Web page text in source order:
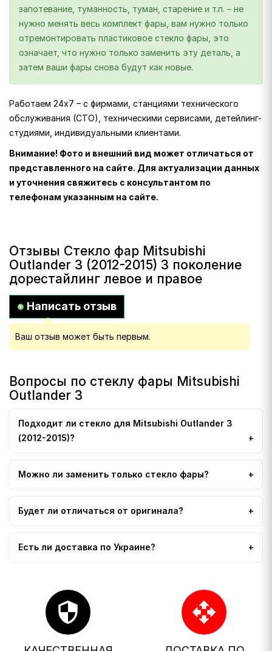
запотевание, туманность, туман, старение и т.п. – не
нужно менять весь комплект фары, вам нужно только
отремонтировать пластиковое стекло фары, это
означает, что нужно только заменить эту деталь, а
затем ваши фары снова будут как новые.
Работаем 24х7 – с фирмами, станциями технического
обслуживания (СТО), техническими сервисами, детейлинг-
студиями, индивидуальными клиентами.
Внимание! Фото и внешний вид может отличаться от
представленного на сайте. Для актуализации данных
и уточнения свяжитесь с консультантом по
телефонам указанным на сайте.
Отзывы Стекло фар Mitsubishi
Outlander 3 (2012-2015) 3 поколение
дорестайлинг левое и правое
Написать отзыв
Ваш отзыв может быть первым.
Вопросы по стеклу фары Mitsubishi
Outlander 3
Подходит ли стекло для Mitsubishi Outlander 3
(2012-2015)?
Можно ли заменить только стекло фары?
Будет ли отличаться от оригинала?
Есть ли доставка по Украине?
security open_with